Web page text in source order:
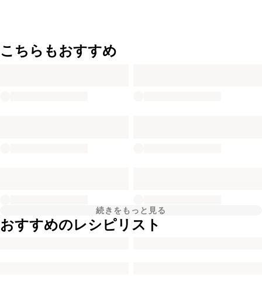
こちらもおすすめ
続きをもっと見る
おすすめのレシピリスト